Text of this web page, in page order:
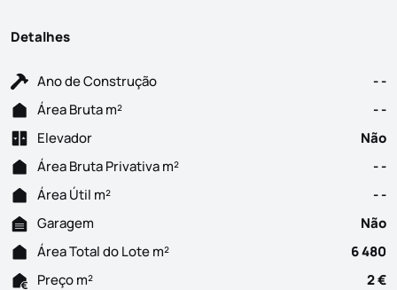
Detalhes
Ano de Construção
- -
Área Bruta m²
- -
Elevador
Não
Área Bruta Privativa m²
- -
Área Útil m²
- -
Garagem
Não
Área Total do Lote m²
6 480
Preço m²
2 €